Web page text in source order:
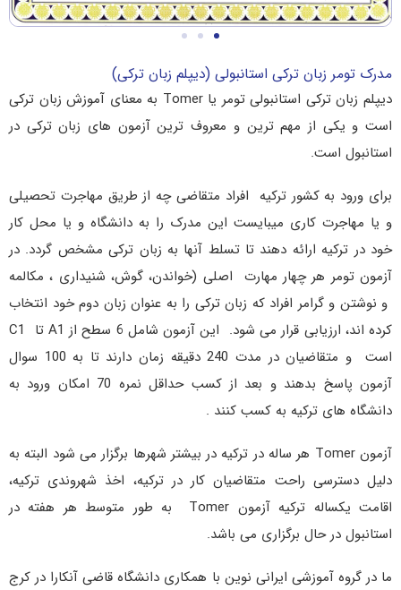
مدرک تومر زبان ترکی استانبولی (دیپلم زبان ترکی)
دیپلم زبان ترکی استانبولی تومر یا Tomer به معنای آموزش زبان ترکی
است و یکی از مهم‌ ترین و معروف‌ ترین آزمون‌ های زبان ترکی در
استانبول است.
برای ورود به کشور ترکیه افراد متقاضی چه از طریق مهاجرت تحصیلی
و یا مهاجرت کاری میبایست این مدرک را به دانشگاه و یا محل کار
خود در ترکیه ارائه دهند تا تسلط آنها به زبان ترکی مشخص گردد. در
آزمون تومر هر چهار مهارت اصلی (خواندن، گوش، شنیداری ، مکالمه
و نوشتن و گرامر افراد که زبان ترکی را به عنوان زبان دوم خود انتخاب
کرده اند، ارزیابی قرار می شود. این آزمون شامل 6 سطح از A1 تا C1
است و متقاضیان در مدت 240 دقیقه زمان دارند تا به 100 سوال
آزمون پاسخ بدهند و بعد از کسب حداقل نمره 70 امکان ورود به
دانشگاه های ترکیه به کسب کنند .
آزمون Tomer هر ساله در ترکیه در بیشتر شهرها برگزار می شود البته به
دلیل دسترسی راحت متقاضیان کار در ترکیه، اخذ شهروندی ترکیه،
اقامت یکساله ترکیه آزمون Tomer به طور متوسط هر هفته در
استانبول در حال برگزاری می باشد.
ما در گروه آموزشی ایرانی نوین با همکاری دانشگاه قاضی آنکارا در کرج